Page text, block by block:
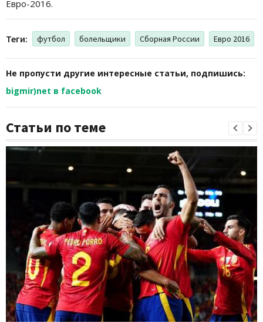
Евро-2016.
Теги: футбол болельщики Сборная России Евро 2016
Не пропусти другие интересные статьи, подпишись:
bigmir)net в facebook
Статьи по теме